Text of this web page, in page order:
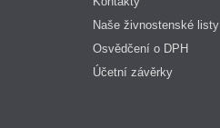
Naše živnostenské listy
Osvědčení o DPH
Účetní závěrky